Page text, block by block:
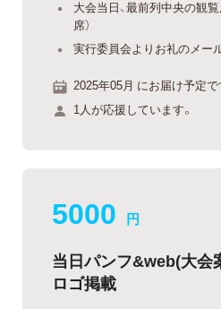
大会当日、最前列中央の観
席）
実行委員会よりお礼のメー
2025年05月 にお届け予定で
1人が応援しています。
5000 円
当日パンフ&web(大会
ロゴ掲載